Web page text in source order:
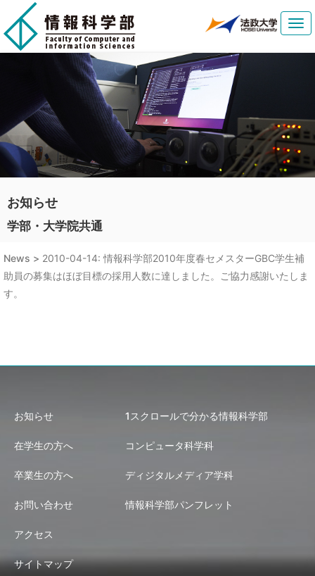
お知らせ
学部・大学院共通
News > 2010-04-14: 情報科学部2010年度春セメスターGBC学生補
助員の募集はほぼ目標の採用人数に達しました。ご協力感謝いたしま
す。
お知らせ
在学生の方へ
卒業生の方へ
お問い合わせ
アクセス
サイトマップ
1スクロールで分かる情報科学部
コンピュータ科学科
ディジタルメディア学科
情報科学部パンフレット